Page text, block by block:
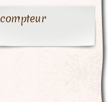
compteur